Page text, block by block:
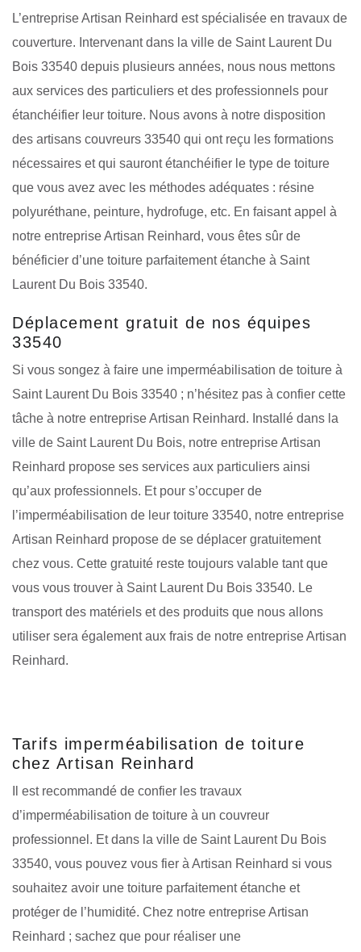
L’entreprise Artisan Reinhard est spécialisée en travaux de
couverture. Intervenant dans la ville de Saint Laurent Du
Bois 33540 depuis plusieurs années, nous nous mettons
aux services des particuliers et des professionnels pour
étanchéifier leur toiture. Nous avons à notre disposition
des artisans couvreurs 33540 qui ont reçu les formations
nécessaires et qui sauront étanchéifier le type de toiture
que vous avez avec les méthodes adéquates : résine
polyuréthane, peinture, hydrofuge, etc. En faisant appel à
notre entreprise Artisan Reinhard, vous êtes sûr de
bénéficier d’une toiture parfaitement étanche à Saint
Laurent Du Bois 33540.
Déplacement gratuit de nos équipes
33540
Si vous songez à faire une imperméabilisation de toiture à
Saint Laurent Du Bois 33540 ; n’hésitez pas à confier cette
tâche à notre entreprise Artisan Reinhard. Installé dans la
ville de Saint Laurent Du Bois, notre entreprise Artisan
Reinhard propose ses services aux particuliers ainsi
qu’aux professionnels. Et pour s’occuper de
l’imperméabilisation de leur toiture 33540, notre entreprise
Artisan Reinhard propose de se déplacer gratuitement
chez vous. Cette gratuité reste toujours valable tant que
vous vous trouver à Saint Laurent Du Bois 33540. Le
transport des matériels et des produits que nous allons
utiliser sera également aux frais de notre entreprise Artisan
Reinhard.
Tarifs imperméabilisation de toiture
chez Artisan Reinhard
Il est recommandé de confier les travaux
d’imperméabilisation de toiture à un couvreur
professionnel. Et dans la ville de Saint Laurent Du Bois
33540, vous pouvez vous fier à Artisan Reinhard si vous
souhaitez avoir une toiture parfaitement étanche et
protéger de l’humidité. Chez notre entreprise Artisan
Reinhard ; sachez que pour réaliser une